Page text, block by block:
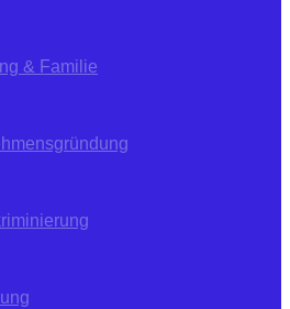
& Familie